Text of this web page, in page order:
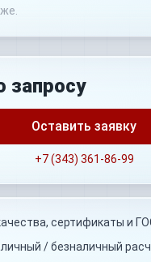
запросу
Оставить заявку
+7 (343) 361-86-99
сертификаты и
/ безналичный